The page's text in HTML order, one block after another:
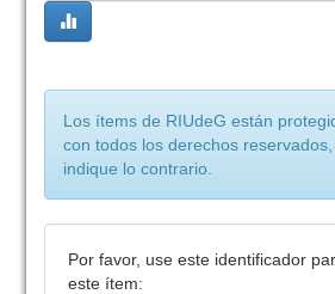
Los ítems de RIUdeG están
con todos los derechos
indique lo contrario.
Por favor, use este identificador
este ítem: